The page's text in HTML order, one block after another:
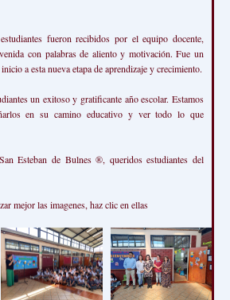
fueron recibidos por el equipo docente,
con palabras de aliento y motivación. Fue un
a esta nueva etapa de aprendizaje y crecimiento.
un exitoso y gratificante año escolar. Estamos
en su camino educativo y ver todo lo que
Esteban de Bulnes ®, queridos estudiantes del
mejor las imagenes, haz clic en ellas